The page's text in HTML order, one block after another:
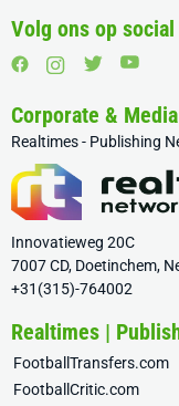
Volg ons op
Corporate & Media
Realtimes - Publishing
Innovatieweg 20C
7007 CD, Doetinchem,
+31(315)-764002
Realtimes |
FootballTransfers.com
FootballCritic.com